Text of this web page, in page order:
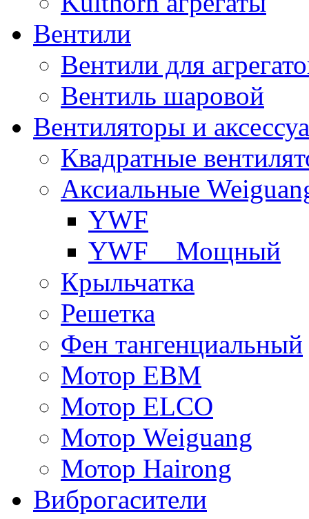
Вентили
Вентили для
Вентиль шаровой
Вентиляторы и
Квадратные
Аксиальные
YWF
YWF _ Мощный
Крыльчатка
Решетка
Фен тангенциальный
Мотор EBM
Мотор ELCO
Мотор Weiguang
Мотор Hairong
Виброгасители